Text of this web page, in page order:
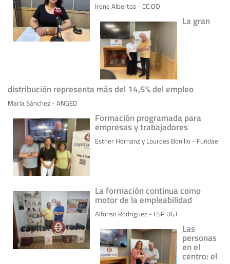
Irene Albertos - CC.OO
La gran
distribución representa más del 14,5% del empleo
María Sánchez - ANGED
Formación programada para
empresas y trabajadores
Esther Hernanz y Lourdes Bonillo - Fundae
La formación continua como
motor de la empleabilidad
Alfonso Rodríguez - FSP UGT
Las
personas
en el
centro: el